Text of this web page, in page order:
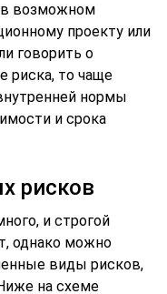
возможном
проекту или
говорить о
риска, то чаще
нормы
и срока
рисков
и строгой
однако можно
виды рисков,
на схеме